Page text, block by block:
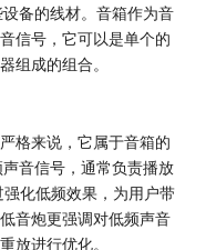
设备的线材。音箱作为音
信号，它可以是单个的
组成的组合。
格来说，它属于音箱的
音信号，通常负责播放
化低频效果，为用户带
音炮更强调对低频声音
放进行优化。